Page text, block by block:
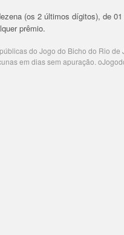
(os 2 últimos dígitos), de
prêmio.
do Jogo do Bicho do Rio
em dias sem apuração.